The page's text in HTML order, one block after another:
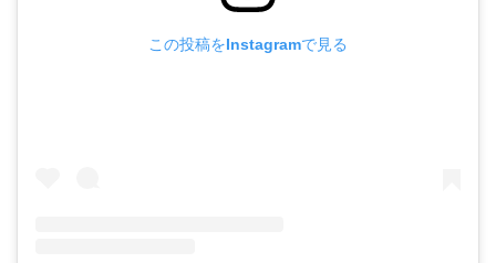
この投稿をInstagramで見る